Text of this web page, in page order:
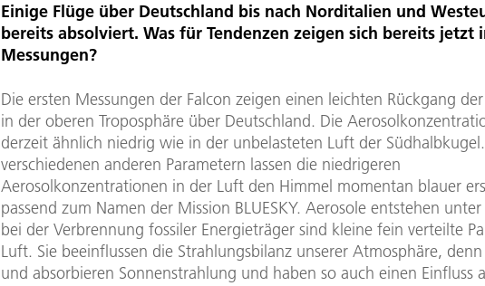
Einige Flüge über Deutschland bis nach Norditalien und
bereits absolviert. Was für Tendenzen zeigen sich bereits jetzt
Messungen?
Die ersten Messungen der Falcon zeigen einen leichten Rückgang
in der oberen Troposphäre über Deutschland. Die
derzeit ähnlich niedrig wie in der unbelasteten Luft der
verschiedenen anderen Parametern lassen die niedrigeren
Aerosolkonzentrationen in der Luft den Himmel momentan blauer
passend zum Namen der Mission BLUESKY. Aerosole entstehen
bei der Verbrennung fossiler Energieträger sind kleine fein verteilte
Luft. Sie beeinflussen die Strahlungsbilanz unserer Atmosphäre,
und absorbieren Sonnenstrahlung und haben so auch einen Einfluss